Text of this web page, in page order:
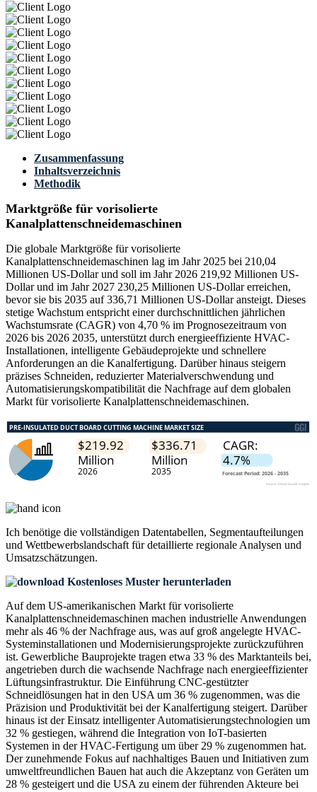
Zusammenfassung
Inhaltsverzeichnis
Methodik
Marktgröße für vorisolierte
Kanalplattenschneidemaschinen
Die globale Marktgröße für vorisolierte
Kanalplattenschneidemaschinen lag im Jahr 2025 bei 210,04
Millionen US-Dollar und soll im Jahr 2026 219,92 Millionen US-
Dollar und im Jahr 2027 230,25 Millionen US-Dollar erreichen,
bevor sie bis 2035 auf 336,71 Millionen US-Dollar ansteigt. Dieses
stetige Wachstum entspricht einer durchschnittlichen jährlichen
Wachstumsrate (CAGR) von 4,70 % im Prognosezeitraum von
2026 bis 2026 2035, unterstützt durch energieeffiziente HVAC-
Installationen, intelligente Gebäudeprojekte und schnellere
Anforderungen an die Kanalfertigung. Darüber hinaus steigern
präzises Schneiden, reduzierter Materialverschwendung und
Automatisierungskompatibilität die Nachfrage auf dem globalen
Markt für vorisolierte Kanalplattenschneidemaschinen.
Ich benötige die vollständigen Datentabellen, Segmentaufteilungen
und Wettbewerbslandschaft für detaillierte regionale Analysen und
Umsatzschätzungen.
Kostenloses Muster herunterladen
Auf dem US-amerikanischen Markt für vorisolierte
Kanalplattenschneidemaschinen machen industrielle Anwendungen
mehr als 46 % der Nachfrage aus, was auf groß angelegte HVAC-
Systeminstallationen und Modernisierungsprojekte zurückzuführen
ist. Gewerbliche Bauprojekte tragen etwa 33 % des Marktanteils bei,
angetrieben durch die wachsende Nachfrage nach energieeffizienter
Lüftungsinfrastruktur. Die Einführung CNC-gestützter
Schneidlösungen hat in den USA um 36 % zugenommen, was die
Präzision und Produktivität bei der Kanalfertigung steigert. Darüber
hinaus ist der Einsatz intelligenter Automatisierungstechnologien um
32 % gestiegen, während die Integration von IoT-basierten
Systemen in der HVAC-Fertigung um über 29 % zugenommen hat.
Der zunehmende Fokus auf nachhaltiges Bauen und Initiativen zum
umweltfreundlichen Bauen hat auch die Akzeptanz von Geräten um
28 % gesteigert und die USA zu einem der führenden Akteure bei